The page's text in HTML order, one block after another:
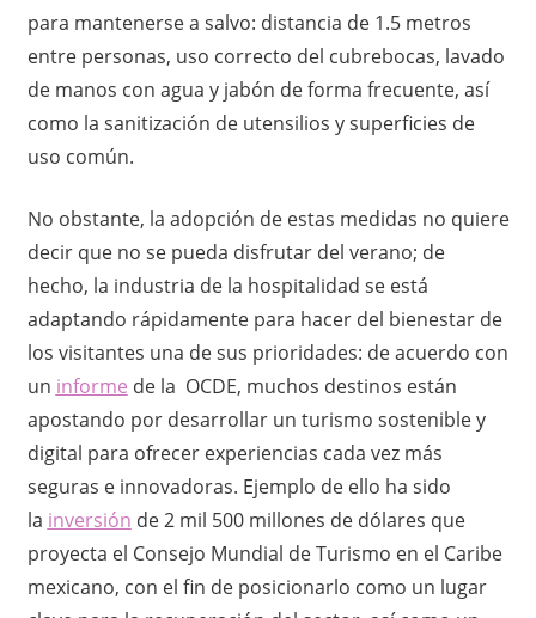
a
s
d
e
t
o
d
a
o
c
a
para mantenerse a salvo: distancia de 1.5 metros
entre personas, uso correcto del cubrebocas, lavado
de manos con agua y jabón de forma frecuente, así
como la sanitización de utensilios y superficies de
uso común.
No obstante, la adopción de estas medidas no quiere
decir que no se pueda disfrutar del verano; de
hecho, la industria de la hospitalidad se está
adaptando rápidamente para hacer del bienestar de
los visitantes una de sus prioridades: de acuerdo con
un informe de la OCDE, muchos destinos están
apostando por desarrollar un turismo sostenible y
digital para ofrecer experiencias cada vez más
seguras e innovadoras. Ejemplo de ello ha sido
la inversión de 2 mil 500 millones de dólares que
proyecta el Consejo Mundial de Turismo en el Caribe
mexicano, con el fin de posicionarlo como un lugar